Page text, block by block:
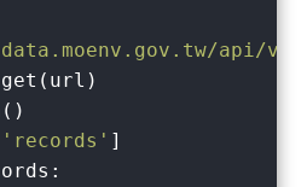
api/v2/
'records'